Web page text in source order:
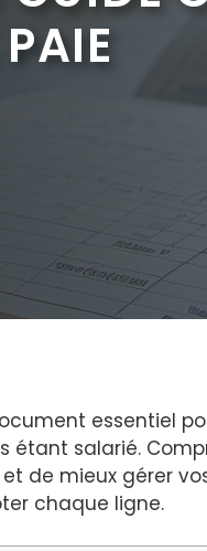
essentiel
étant salarié.
de mieux gérer
chaque ligne.